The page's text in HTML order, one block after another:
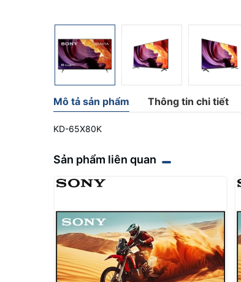
Mô tả sản phẩm Thông tin chi tiết
KD-65X80K
Sản phẩm liên quan